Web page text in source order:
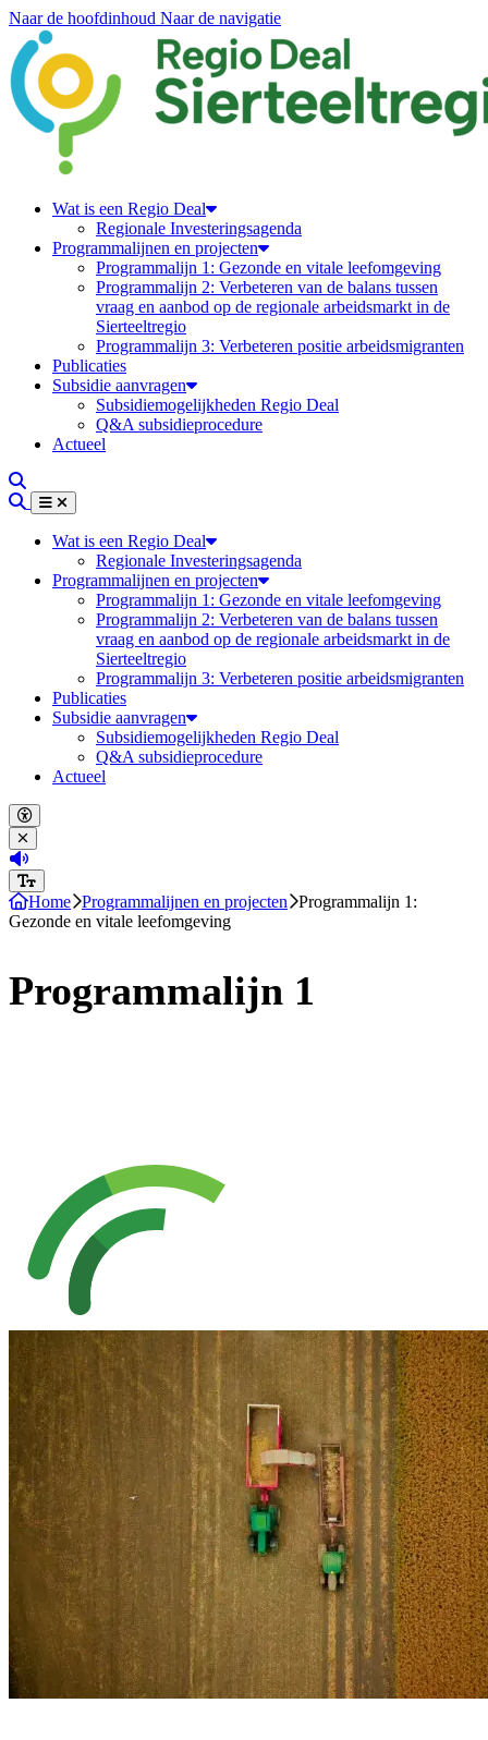
Naar de hoofdinhoud Naar de navigatie
Wat is een Regio Deal
Regionale Investeringsagenda
Programmalijnen en projecten
Programmalijn 1: Gezonde en vitale leefomgeving
Programmalijn 2: Verbeteren van de balans tussen
vraag en aanbod op de regionale arbeidsmarkt in de
Sierteeltregio
Programmalijn 3: Verbeteren positie arbeidsmigranten
Publicaties
Subsidie aanvragen
Subsidiemogelijkheden Regio Deal
Q&A subsidieprocedure
Actueel
Zoeken
Menu
Sluiten
Wat is een Regio Deal
Regionale Investeringsagenda
Programmalijnen en projecten
Programmalijn 1: Gezonde en vitale leefomgeving
Programmalijn 2: Verbeteren van de balans tussen
vraag en aanbod op de regionale arbeidsmarkt in de
Sierteeltregio
Programmalijn 3: Verbeteren positie arbeidsmigranten
Publicaties
Subsidie aanvragen
Subsidiemogelijkheden Regio Deal
Q&A subsidieprocedure
Actueel
Open accessibility menu
Close accessibility menu
(Deze link opent in een nieuw tabblad)
Increase font size
Home Programmalijnen en projecten
Programmalijn 1:
Gezonde en vitale leefomgeving
Programmalijn 1